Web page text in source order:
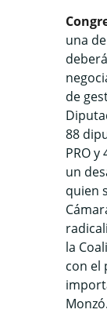
una
de
88
PRO y
un
quien
la
con el
Monzó.